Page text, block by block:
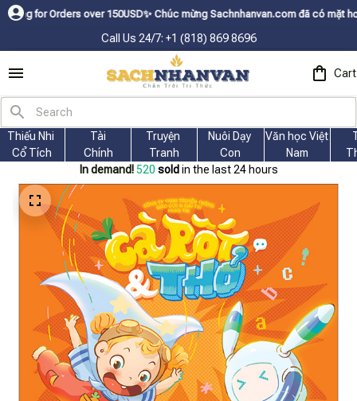
over 150USDㅤ✨Chúc mừng Sachnhanvan.com đã có mặt hơn 200 quốc
Call Us 24/7: +1 (818) 869 8696
Cart
Thiếu Nhi
Cổ Tích
Tài
Chính
Truyện
Tranh
Nuôi Dạy
Con
Văn học Việt
Nam
In demand! 522 sold in the last 24 hours